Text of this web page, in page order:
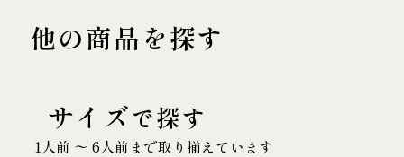
他の商品を探す
サイズで探す
1人前 〜 6人前まで取り揃えています